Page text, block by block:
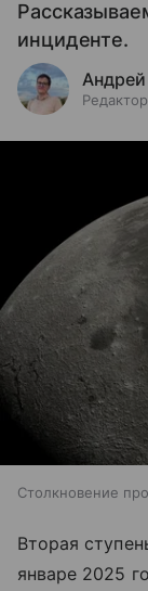
инциденте.
Столкновение
Вторая
январе 2025